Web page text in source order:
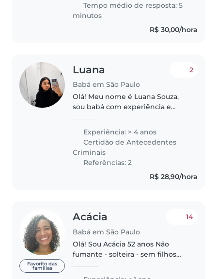
Tempo médio de resposta: 5
minutos
R$ 30,00/hora
Luana
Babá em São Paulo
2
Olá! Meu nome é Luana Souza,
sou babá com experiência e
Tenho 24 anos de idade e 4 anos
de experiência com crianças de
diferentes idades, desde bebês..
Experiência: > 4 anos
Certidão de Antecedentes
Criminais
Referências: 2
R$ 28,90/hora
Favorito das
famílias
Acácia
Babá em São Paulo
14
Olá! Sou Acácia 52 anos Não
fumante - solteira - sem filhos
(creche - Berçário -faixa etária 0 a